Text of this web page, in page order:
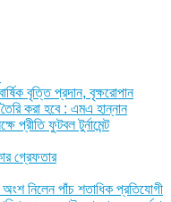
বৃত্তি প্রদান, বৃক্ষরোপান
করা হবে : এমএ হান্নান
প্রীতি ফুটবল টুর্নামেন্ট
গ্রেফতার
নিলেন পাঁচ শতাধিক প্রতিযোগী